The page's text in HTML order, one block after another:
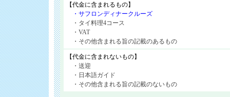
【代金に含まれるもの】
・サフロンディナークルーズ
・タイ料理4コース
・VAT
・その他含まれる旨の記載のあるもの
【代金に含まれないもの】
・送迎
・日本語ガイド
・その他含まれる旨の記載のないもの